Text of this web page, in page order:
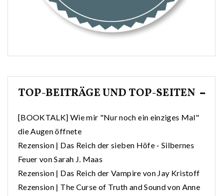
TOP-BEITRÄGE UND TOP-SEITEN
[BOOKTALK] Wie mir "Nur noch ein einziges Mal"
die Augen öffnete
Rezension | Das Reich der sieben Höfe - Silbernes
Feuer von Sarah J. Maas
Rezension | Das Reich der Vampire von Jay Kristoff
Rezension | The Curse of Truth and Sound von Anne